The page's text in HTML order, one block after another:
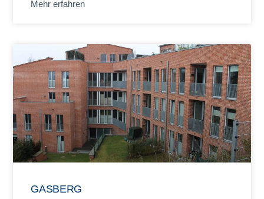
Mehr erfahren
GASBERG